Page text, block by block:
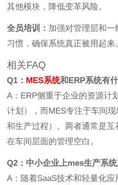
其他模块，降低变革风险。
全员培训： 加强对管理层和
习惯，确保系统真正被用起来
相关FAQ
Q1： MES系统和ERP系统有
A：ERP侧重于企业的资源计
计划），而MES专注于车间
和生产过程）。两者通常是
在车间层面的管理空白。
Q2：中小企业上mes生产系统
A：随着SaaS技术和轻量化